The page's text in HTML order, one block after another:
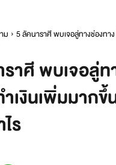
ม
5 ลัคนาราศี พบเจอลู่ทางช่องทา
าศี พบเจอลู่ท
เงินเพิ่มมาก
ร